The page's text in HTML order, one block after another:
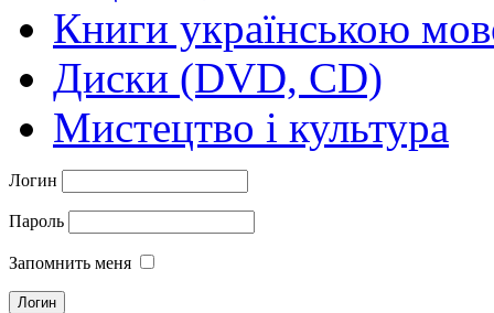
Книги українською
Диски (DVD, CD)
Мистецтво і культура
Логин
Пароль
Запомнить меня